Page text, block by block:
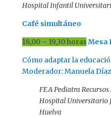
Hospital Infantil
Café simultáneo
18,00 – 19,30 horasMesa
Cómo adaptar la
Moderador: Manuela
FEA Pediatra Recursos
Hospital Universitario
Huelva